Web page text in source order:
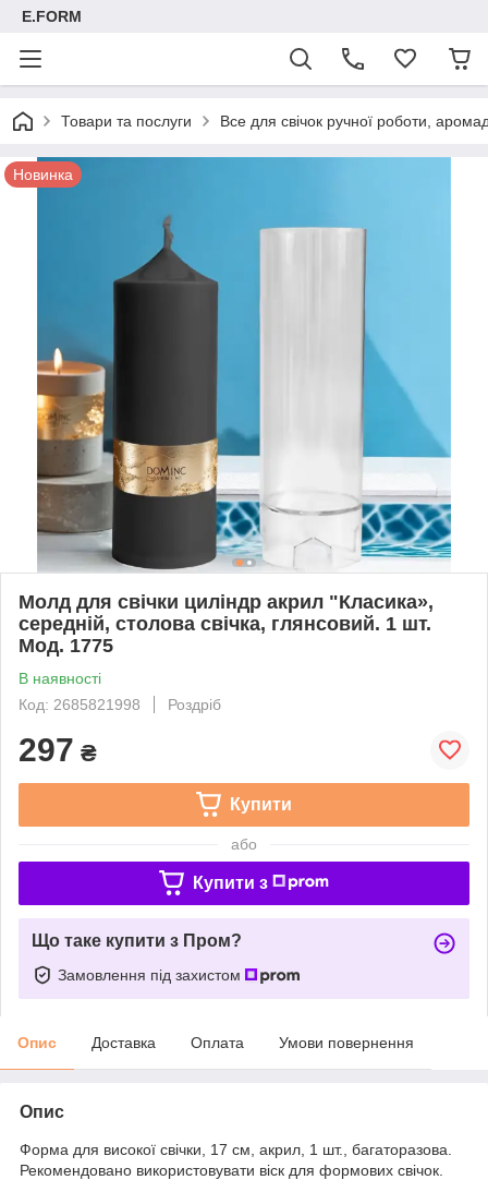
E.FORM
Товари та послуги Все для свічок ручної роботи,
Новинка
Молд для свічки циліндр акрил "Класика»,
середній, столова свічка, глянсовий. 1 шт.
Мод. 1775
В наявності
Код: 2685821998
Роздріб
297 ₴
Купити
або
Купити з
Що таке купити з Пром?
Замовлення під захистом
Опис Доставка Оплата Умови повернення
Опис
Форма для високої свічки, 17 см, акрил, 1 шт., багаторазова.
Рекомендовано використовувати віск для формових свічок.